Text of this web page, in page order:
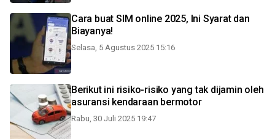
Cara buat SIM online 2025, Ini Syarat dan
Biayanya!
Selasa, 5 Agustus 2025 15:16
Berikut ini risiko-risiko yang tak dijamin oleh
asuransi kendaraan bermotor
Rabu, 30 Juli 2025 19:47